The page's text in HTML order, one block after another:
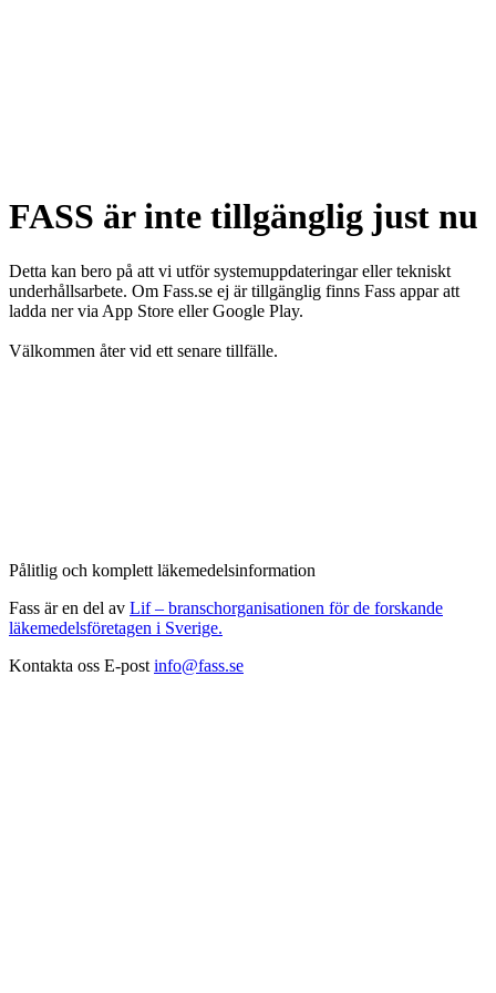
FASS är inte tillgänglig just nu
Detta kan bero på att vi utför systemuppdateringar eller tekniskt
underhållsarbete. Om Fass.se ej är tillgänglig finns Fass appar att
ladda ner via App Store eller Google Play.
Välkommen åter vid ett senare tillfälle.
Pålitlig och komplett läkemedelsinformation
Fass är en del av Lif – branschorganisationen för de forskande
läkemedelsföretagen i Sverige.
Kontakta oss E-post info@fass.se